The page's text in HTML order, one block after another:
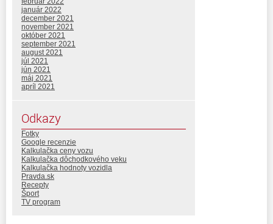
január 2022
december 2021
november 2021
október 2021
september 2021
august 2021
júl 2021
jún 2021
máj 2021
apríl 2021
Odkazy
Fotky
Google recenzie
Kalkulačka ceny vozu
Kalkulačka dôchodkového veku
Kalkulačka hodnoty vozidla
Pravda.sk
Recepty
Šport
TV program